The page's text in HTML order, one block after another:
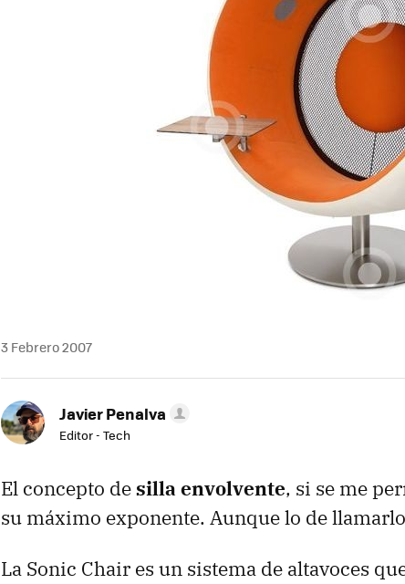
3 Febrero 2007
Javier Penalva
Editor - Tech
El concepto desilla envolvente, si se me
su máximo exponente. Aunque lo de
La Sonic Chair es un sistema de altavoces